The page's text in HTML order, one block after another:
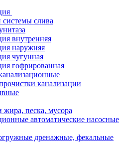
слива
внутренняя
наружняя
чугунная
гофрированная
канализации
жира, песка, мусора
автоматические насосные
дренажные, фекальные